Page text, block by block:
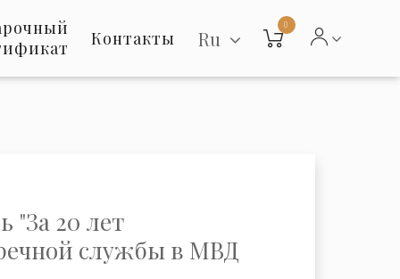
Контакты Ru
0
"За 20 лет
службы в МВД